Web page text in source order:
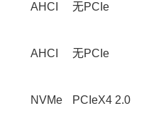
AHCI 无PCIe
AHCI 无PCIe
NVMe PCIeX4 2.0